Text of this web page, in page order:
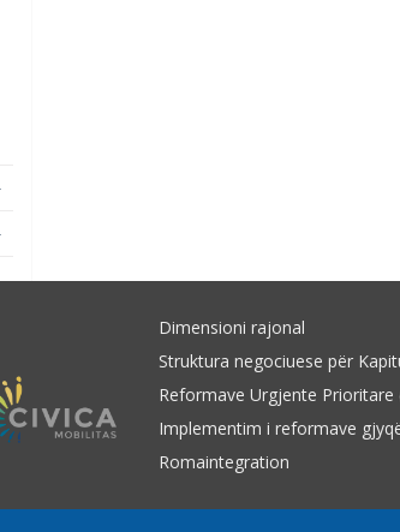
Dimensioni rajonal
Struktura negociuese për
Reformave Urgjente Prioritare
Implementim i reformave
Romaintegration